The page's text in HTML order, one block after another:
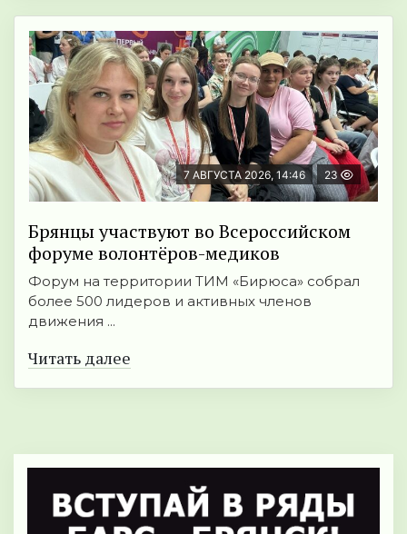
7 АВГУСТА 2026, 14:46 23
Брянцы участвуют во Всероссийском
форуме волонтёров-медиков
Форум на территории ТИМ «Бирюса» собрал
более 500 лидеров и активных членов
движения ...
Читать далее